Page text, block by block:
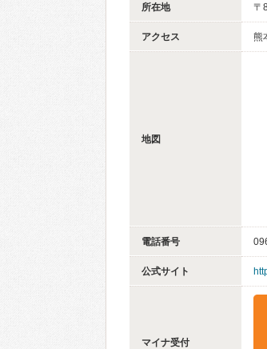
所在地 〒
アクセス 熊
地図
電話番号
公式サイト
マイナ受付